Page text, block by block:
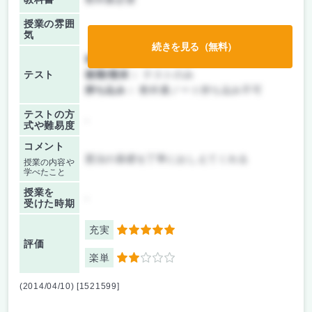
授業の雰囲
気
テスト
前期/中間：
後期/期末：
持ち込み：
教科書ノート持ち込み不可
テストの方
式や難易度
コメント
授業の内容や
学べたこと
授業を
受けた時期
評価
充実 5
楽単 2
続きを見る（無料）
(2014/04/10) [1521599]